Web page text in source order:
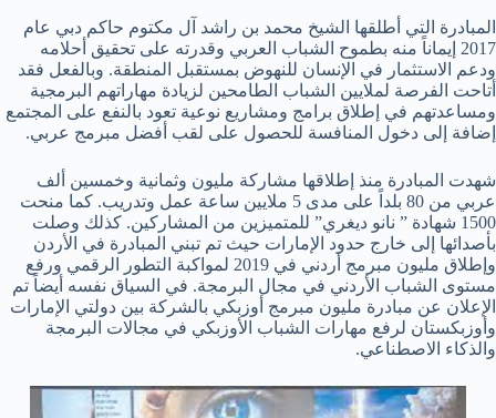
المبادرة التي أطلقها الشيخ محمد بن راشد آل مكتوم حاكم دبي عام
2017 إيماناً منه بطموح الشباب العربي وقدرته على تحقيق أحلامه
ودعم الاستثمار في الإنسان للنهوض بمستقبل المنطقة. وبالفعل فقد
أتاحت الفرصة لملايين الشباب الطامحين لزيادة مهاراتهم البرمجية
ومساعدتهم في إطلاق برامج ومشاريع نوعية تعود بالنفع على المجتمع
إضافة إلى دخول المنافسة للحصول على لقب أفضل مبرمج عربي.
شهدت المبادرة منذ إطلاقها مشاركة مليون وثمانية وخمسين ألف
عربي من 80 بلداً على مدى 5 ملايين ساعة عمل وتدريب. كما منحت
1500 شهادة ” نانو ديغري” للمتميزين من المشاركين. كذلك وصلت
بأصدائها إلى خارج حدود الإمارات حيث تم تبني المبادرة في الأردن
وإطلاق مليون مبرمج أردني في 2019 لمواكبة التطور الرقمي ورفع
مستوى الشباب الأردني في مجال البرمجة. في السياق نفسه أيضاً تم
الإعلان عن مبادرة مليون مبرمج أوزبكي بالشركة بين دولتي الإمارات
وأوزبكستان لرفع مهارات الشباب الأوزبكي في مجالات البرمجة
والذكاء الاصطناعي.